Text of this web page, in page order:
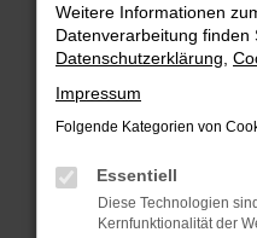
FEHLER:
Beim Laden ist ein
Hier sind ein paar
Überprüfe deine
Laden andere
Weitere Informationen
Datenverarbeitung finden
Datenschutzerklärung
Impressum
Folgende Kategorien von
Essentiell
Diese Technologien
Kernfunktionalität der